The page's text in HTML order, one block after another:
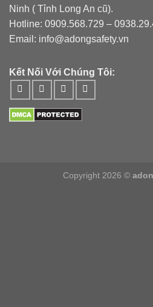
Ninh ( Tỉnh Long An cũ).
Hotline: 0909.568.729 –
Email: info@adongsafety.vn
Kết Nối Với Chúng Tôi:
Copyright 2026 ©